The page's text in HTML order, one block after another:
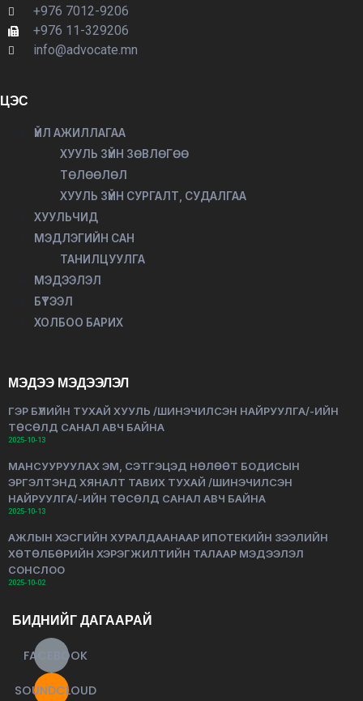
+976 7012-9206
+976 11-329206
info@advocate.mn
ЦЭС
ҮЙЛ АЖИЛЛАГАА
ХУУЛЬ ЗҮЙН ЗӨВЛӨГӨӨ
ТӨЛӨӨЛӨЛ
ХУУЛЬ ЗҮЙН СУРГАЛТ, СУДАЛГАА
ХУУЛЬЧИД
МЭДЛЭГИЙН САН
ТАНИЛЦУУЛГА
МЭДЭЭЛЭЛ
БҮТЭЭЛ
ХОЛБОО БАРИХ
МЭДЭЭ МЭДЭЭЛЭЛ
ГЭР БҮЛИЙН ТУХАЙ ХУУЛЬ /ШИНЭЧИЛСЭН НАЙРУУЛГА/-ИЙН
ТӨСӨЛД САНАЛ АВЧ БАЙНА
2025-10-13
МАНСУУРУУЛАХ ЭМ, СЭТГЭЦЭД НӨЛӨӨТ БОДИСЫН
ЭРГЭЛТЭНД ХЯНАЛТ ТАВИХ ТУХАЙ /ШИНЭЧИЛСЭН
НАЙРУУЛГА/-ИЙН ТӨСӨЛД САНАЛ АВЧ БАЙНА
2025-10-13
АЖЛЫН ХЭСГИЙН ХУРАЛДААНААР ИПОТЕКИЙН ЗЭЭЛИЙН
ХӨТӨЛБӨРИЙН ХЭРЭГЖИЛТИЙН ТАЛААР МЭДЭЭЛЭЛ
СОНСЛОО
2025-10-02
БИДНИЙГ ДАГААРАЙ
FACEBOOK
SOUNDCLOUD